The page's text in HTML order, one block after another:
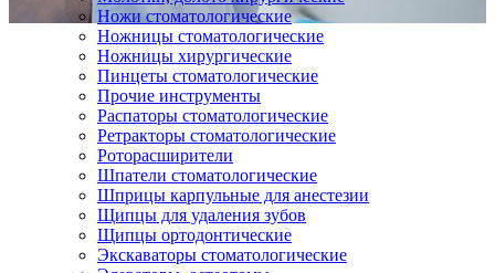
Ножи стоматологические
Ножницы стоматологические
Ножницы хирургические
Пинцеты стоматологические
Прочие инструменты
Распаторы стоматологические
Ретракторы стоматологические
Роторасширители
Шпатели стоматологические
Шприцы карпульные для анестезии
Щипцы для удаления зубов
Щипцы ортодонтические
Экскаваторы стоматологические